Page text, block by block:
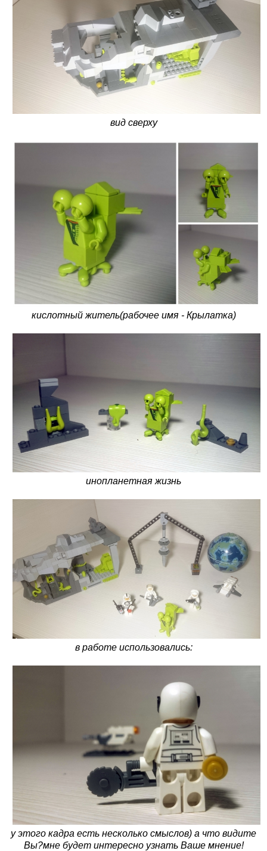
вид сверху
кислотный житель(рабочее имя - Крылатка)
инопланетная жизнь
в работе использовались:
у этого кадра есть несколько смыслов) а что видите
Вы?мне будет интересно узнать Ваше мнение!